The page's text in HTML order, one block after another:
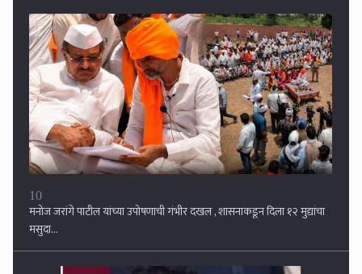
मनोज जरांगे पाटील यांच्या उपोषणाची गंभीर दखल , शासनाकडून दिला १२ मुद्यांचा
मसुदा...